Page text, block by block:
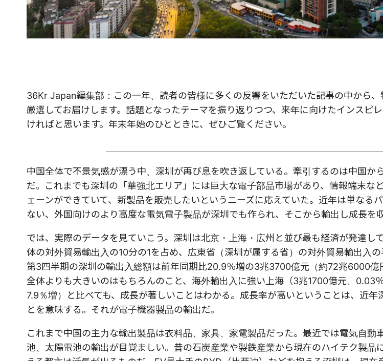
36Kr Japan編集部：この一年、読者の皆様に多くの反響をいただいた記事の中から
厳選してお届けします。話題となったテーマを振り返りつつ、来年に向けたインスピ
ければと思います。年末年始のひとときに、ぜひご覧ください。
中国全体で不景気感が漂う中、深圳が再び息を吹き返している。牽引するのは中国か
だ。これまでも深圳の「華強北エリア」には巨大な電子部品市場があり、情報端末な
ェーンができていて、新製品を販売したいというニーズに応えていた。近年は単なる
ない、外国向けのより高度な電気電子製品が深圳でも作られ、そこから輸出し成長を
では、実際のデータを見ていこう。深圳は北京・上海・広州と並び最も経済が発達し
体の対外貿易輸出入の10分の1を占め、広東省（深圳が属する省）の対外貿易輸出入
第3四半期の深圳の輸出入総額は前年同期比20.9％増の3兆3700億元（約72兆6000億
全体よりも大きいのはもちろんのこと、海外輸出入に強い上海（3兆1700億元、0.03
7.9％増）と比べても、成長が著しいことはわかる。成長率が高いということは、近年
とを意味する。それが電子機器製品の輸出だ。
これまで中国の主力な輸出製品は衣料品、家具、家電製品だった。最近では電気自動
池、太陽電池の輸出が目覚ましい。昔の石炭産業や製鉄産業から現在のハイテク製品